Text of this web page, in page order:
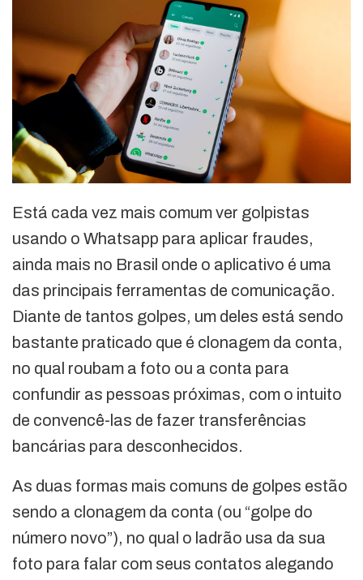
Está cada vez mais comum ver golpistas
usando o Whatsapp para aplicar fraudes,
ainda mais no Brasil onde o aplicativo é uma
das principais ferramentas de comunicação.
Diante de tantos golpes, um deles está sendo
bastante praticado que é clonagem da conta,
no qual roubam a foto ou a conta para
confundir as pessoas próximas, com o intuito
de convencê-las de fazer transferências
bancárias para desconhecidos.
As duas formas mais comuns de golpes estão
sendo a clonagem da conta (ou “golpe do
número novo”), no qual o ladrão usa da sua
foto para falar com seus contatos alegando